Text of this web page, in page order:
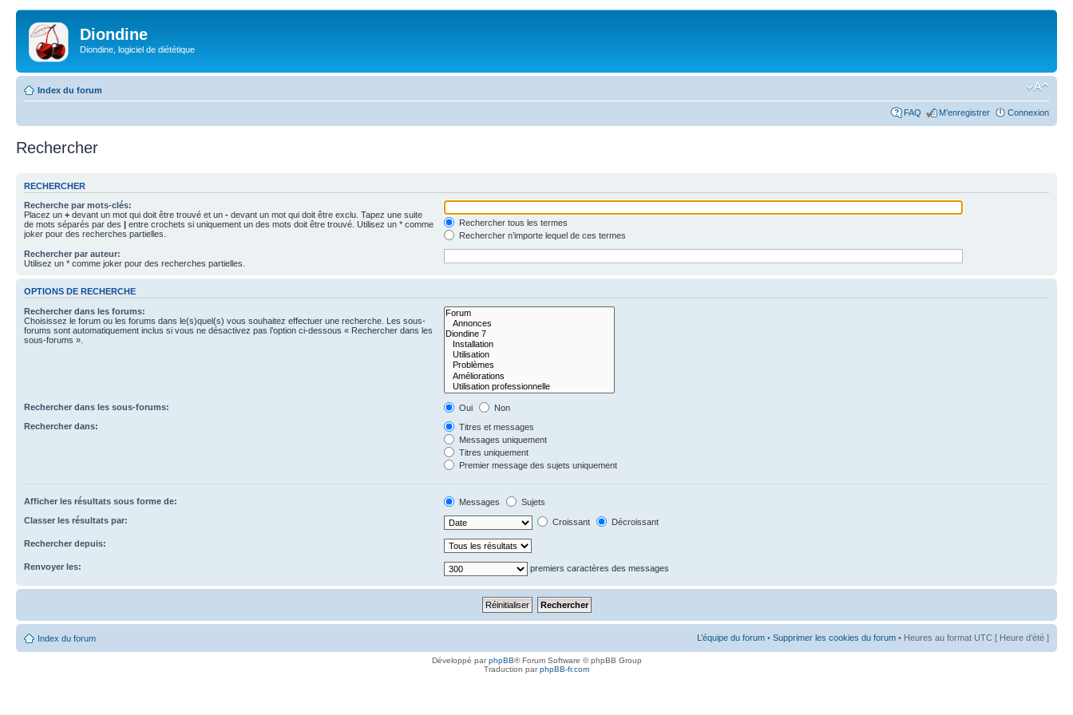
Diondine
Diondine, logiciel de diététique
Index du forum
FAQ M’enregistrer Connexion
Rechercher
RECHERCHER
Recherche par mots-clés:
Placez un + devant un mot qui doit être trouvé et un - devant un mot qui doit être exclu. Tapez une suite
de mots séparés par des | entre crochets si uniquement un des mots doit être trouvé. Utilisez un * comme
joker pour des recherches partielles.
Rechercher tous les termes
Rechercher n’importe lequel de ces termes
Rechercher par auteur:
Utilisez un * comme joker pour des recherches partielles.
OPTIONS DE RECHERCHE
Rechercher dans les forums:
Choisissez le forum ou les forums dans le(s)quel(s) vous souhaitez effectuer une recherche. Les sous-
forums sont automatiquement inclus si vous ne désactivez pas l’option ci-dessous « Rechercher dans les
sous-forums ».
Rechercher dans les sous-forums: Oui
Non
Rechercher dans:
Titres et messages
Messages uniquement
Titres uniquement
Premier message des sujets uniquement
Afficher les résultats sous forme de: Messages
Sujets
Classer les résultats par:
Croissant Décroissant
Rechercher depuis:
Renvoyer les: premiers caractères des messages
Index du forum L’équipe du forum • Supprimer les cookies du forum • Heures au format UTC [ Heure d’été ]
Développé parphpBB® Forum Software © phpBB Group
Traduction parphpBB-fr.com